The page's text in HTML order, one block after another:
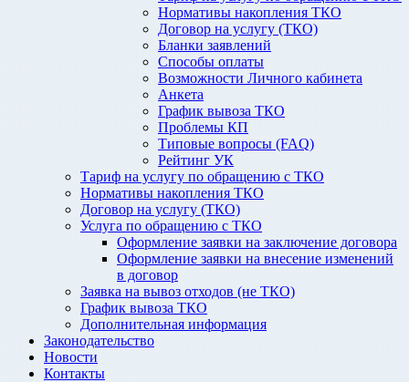
Нормативы накопления ТКО
Договор на услугу (ТКО)
Бланки заявлений
Способы оплаты
Возможности Личного кабинета
Анкета
График вывоза ТКО
Проблемы КП
Типовые вопросы (FAQ)
Рейтинг УК
Тариф на услугу по обращению с ТКО
Нормативы накопления ТКО
Договор на услугу (ТКО)
Услуга по обращению с ТКО
Оформление заявки на заключение договора
Оформление заявки на внесение изменений
в договор
Заявка на вывоз отходов (не ТКО)
График вывоза ТКО
Дополнительная информация
Законодательство
Новости
Контакты